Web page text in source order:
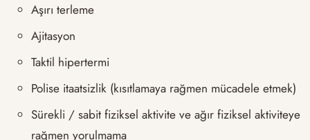
Aşırı terleme
Ajitasyon
Taktil hipertermi
Polise itaatsizlik (kısıtlamaya rağmen mücadele etmek)
Sürekli / sabit fiziksel aktivite ve ağır fiziksel aktiviteye
rağmen yorulmama